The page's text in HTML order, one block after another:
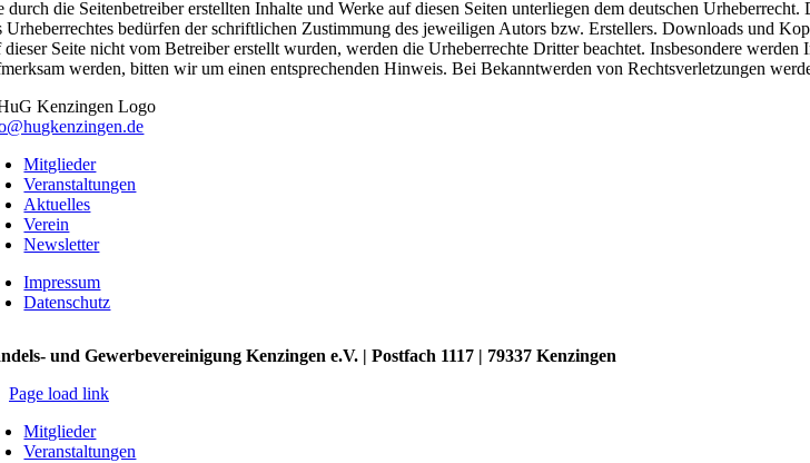
durch die Seitenbetreiber erstellten Inhalte und Werke auf diesen Seiten unterliegen dem deutschen
Urheberrechtes bedürfen der schriftlichen Zustimmung des jeweiligen Autors bzw. Erstellers. Downloads und
dieser Seite nicht vom Betreiber erstellt wurden, werden die Urheberrechte Dritter beachtet. Insbesondere
werden, bitten wir um einen entsprechenden Hinweis. Bei Bekanntwerden von Rechtsverletzungen
Mitglieder
Veranstaltungen
Aktuelles
Verein
Newsletter
Impressum
Datenschutz
und Gewerbevereinigung Kenzingen e.V. | Postfach 1117 | 79337 Kenzingen
Page load link
Mitglieder
Veranstaltungen